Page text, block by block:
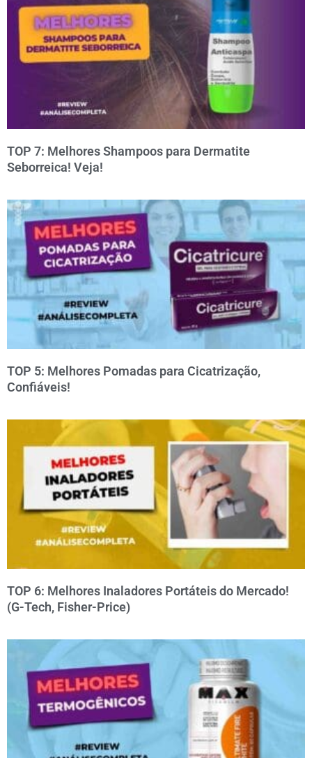
TOP 7: Melhores Shampoos para Dermatite
Seborreica! Veja!
TOP 5: Melhores Pomadas para Cicatrização,
Confiáveis!
TOP 6: Melhores Inaladores Portáteis do Mercado!
(G-Tech, Fisher-Price)